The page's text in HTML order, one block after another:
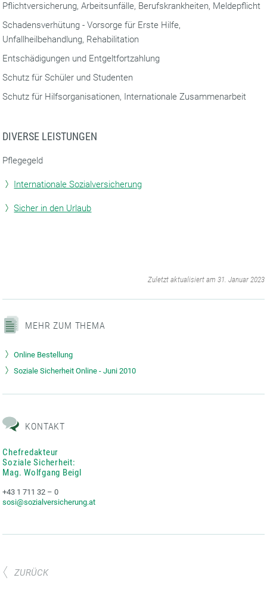
Pflichtversicherung, Arbeitsunfälle, Berufskrankheiten, Meldepflicht
Schadensverhütung - Vorsorge für Erste Hilfe,
Unfallheilbehandlung, Rehabilitation
Entschädigungen und Entgeltfortzahlung
Schutz für Schüler und Studenten
Schutz für Hilfsorganisationen, Internationale Zusammenarbeit
DIVERSE LEISTUNGEN
Pflegegeld
Internationale Sozialversicherung
Sicher in den Urlaub
Zuletzt aktualisiert am 31. Januar 2023
MEHR ZUM THEMA
Online Bestellung
Soziale Sicherheit Online - Juni 2010
KONTAKT
Chefredakteur
Soziale Sicherheit:
Mag. Wolfgang Beigl
+43 1 711 32 – 0
sosi@sozialversicherung.at
ZURÜCK